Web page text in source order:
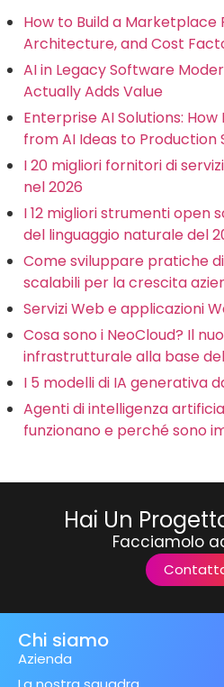
How to Build a Marketplace
Architecture, and Cost
AI in Legacy Software
Actually Adds Value
Enterprise AI Solutions: How
from AI Ideas to Production
I 20 migliori fornitori di
nel 2026
I 12 migliori strumenti open
del linguaggio naturale del
Come sviluppare pratiche
scalabili per la crescita
Servizi Web e applicazioni
Cosa sono i NeoCloud? Il
infrastrutturale alla base
I 5 modelli di IA generativa
Agenti di intelligenza
funzionano e perché sono
Hai Un
Facciamolo
Chi siamo
Azienda